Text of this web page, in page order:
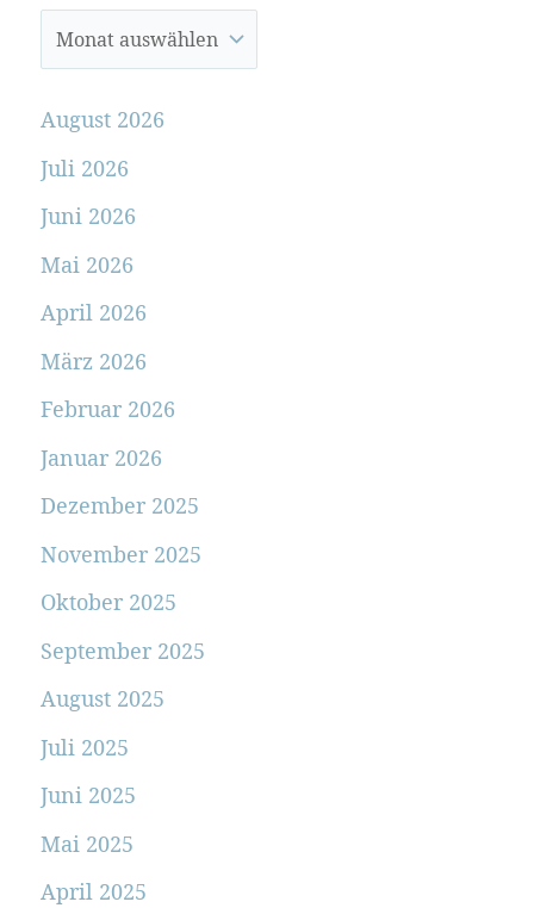
August 2026
Juli 2026
Juni 2026
Mai 2026
April 2026
März 2026
Februar 2026
Januar 2026
Dezember 2025
November 2025
Oktober 2025
September 2025
August 2025
Juli 2025
Juni 2025
Mai 2025
April 2025